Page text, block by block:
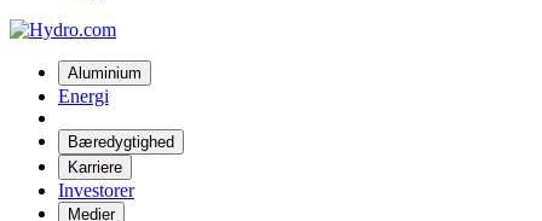
Aluminium
Energi
Bæredygtighed
Karriere
Investorer
Medier